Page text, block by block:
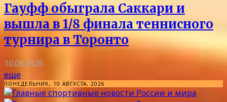
Гауфф обыграла Саккари и
вышла в 1/8 финала теннисного
турнира в Торонто
10.08.2026
еще
ПОНЕДЕЛЬНИК, 10 АВГУСТА, 2026